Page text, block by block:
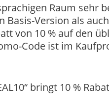
Raum sehr
Basis-Version als
von 10 % auf den
Code ist im
bringt 10 %